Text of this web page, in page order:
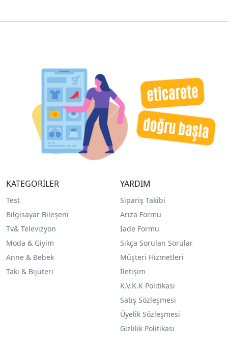
KATEGORİLER
Test
Bilgisayar Bileşeni
Tv& Televizyon
Moda & Giyim
Anne & Bebek
Takı & Bijüteri
YARDIM
Sipariş Takibi
Arıza Formu
İade Formu
Sıkça Sorulan Sorular
Müşteri Hizmetleri
İletişim
K.V.K.K Politikası
Satış Sözleşmesi
Üyelik Sözleşmesi
Gizlilik Politikası